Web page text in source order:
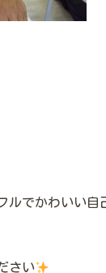
ルでかわいい
さい